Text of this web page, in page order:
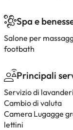
Spa e
Salone per
footbath
Principali
Servizio di
Cambio di valuta
Camera Lugagge
lettini